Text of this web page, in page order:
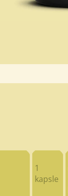
1
kapsle